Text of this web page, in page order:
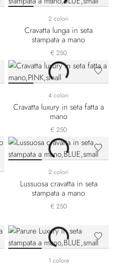
2 colori
Cravatta lunga in seta
stampata a mano
€ 250
4 colori
Cravatta luxury in seta fatta a
mano
€ 250
2 colori
Lussuosa cravatta in seta
stampata a mano
€ 250
1 colore